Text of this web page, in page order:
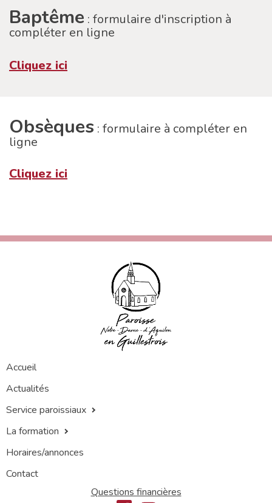
Baptême : formulaire d'inscription à
compléter en ligne
Cliquez ici
Obsèques : formulaire à compléter en
ligne
Cliquez ici
Accueil
Actualités
Service paroissiaux
La formation
Horaires/annonces
Contact
Questions financières